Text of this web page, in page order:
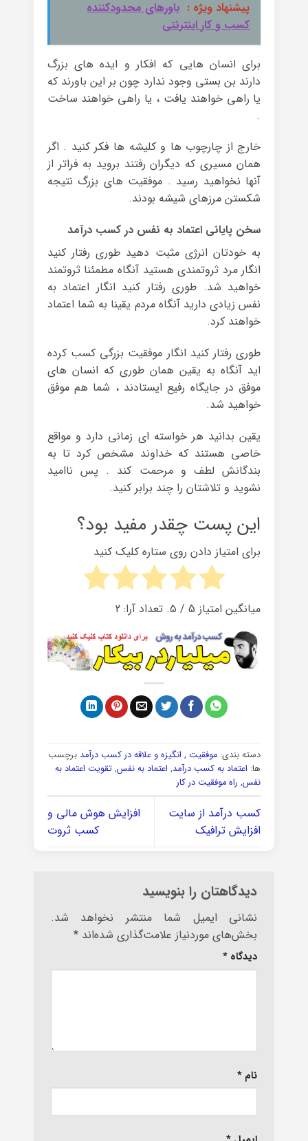
پیشنهاد ویژه : باورهای محدودکننده
کسب و کار اینترنتی
برای انسان هایی که افکار و ایده های بزرگ
دارند بن بستی وجود ندارد چون بر این باورند که
یا راهی خواهند یافت ، یا راهی خواهند ساخت
.
خارج از چارچوب ها و کلیشه ها فکر کنید . اگر
همان مسیری که دیگران رفتند بروید به فراتر از
آنها نخواهید رسید . موفقیت های بزرگ نتیجه
شکستن مرزهای شیشه بودند.
سخن پایانی اعتماد به نفس در کسب درآمد
به خودتان انرژی مثبت دهید طوری رفتار کنید
انگار مرد ثروتمندی هستید آنگاه مطمئنا ثروتمند
خواهید شد. طوری رفتار کنید انگار اعتماد به
نفس زیادی دارید آنگاه مردم یقینا به شما اعتماد
خواهند کرد.
طوری رفتار کنید انگار موفقیت بزرگی کسب کرده
اید آنگاه به یقین همان طوری که انسان های
موفق در جایگاه رفیع ایستادند ، شما هم موفق
خواهید شد.
یقین بدانید هر خواسته ای زمانی دارد و مواقع
خاصی هستند که خداوند مشخص کرد تا به
بندگانش لطف و مرحمت کند . پس ناامید
نشوید و تلاشتان را چند برابر کنید.
این پست چقدر مفید بود؟
برای امتیاز دادن روی ستاره کلیک کنید
میانگین امتیاز 5/ ۵. تعداد آرا: 2
دسته بندی: موفقیت , انگیزه و علاقه در کسب درآمد برچسب
ها: اعتماد به کسب درآمد, اعتماد به نفس, تقویت اعتماد به
نفس, راه موفقیت در کار
کسب درآمد از سایت
افزایش ترافیک
افزایش هوش مالی و
کسب ثروت
دیدگاهتان را بنویسید
نشانی ایمیل شما منتشر نخواهد شد.
بخش‌های موردنیاز علامت‌گذاری شده‌اند *
دیدگاه *
نام *